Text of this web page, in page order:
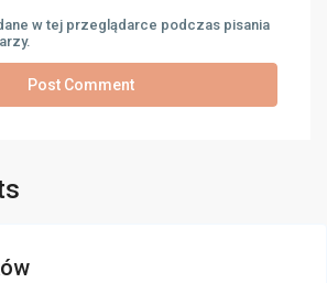
w tej przeglądarce podczas pisania